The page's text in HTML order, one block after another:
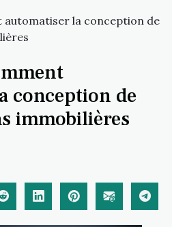
automatiser la conception de
conception de
immobilières